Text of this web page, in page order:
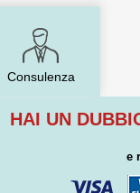
Consulenza
HAI UN
e